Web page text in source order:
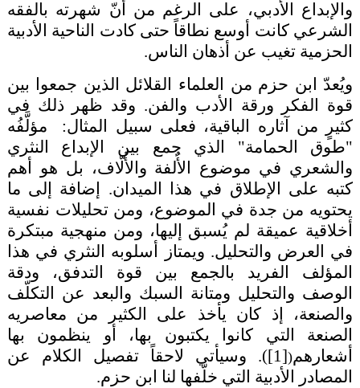
والإبداع الأدبي، على الرغم من أنّ شهرته بالفقه
الشرعي كانت أوسع نطاقاً حتى كادت الناحية الأدبية
الحزمية تغيب عن أذهان الناس.
ويُعدّ ابن حزم من العلماء القلائل الذين جمعوا بين
قوة الفكر ورقة الأدب والفن. وقد ظهر ذلك في
كثيرٍ من آثاره الباقية، فعلى سبيل المثال: مؤلَّفُه
"طوق الحمامة" الذي جمع بين الإبداع النثري
والشعري في موضوع الأُلفة والأُلّاف، بل هو أهم
كتبه على الإطلاق في هذا الميدان. إضافة إلى ما
يحتويه من جدة في الموضوع، ومن تحليلات نفسية
أخلاقية عميقة لم يُسبق إليها، ومن منهجية مبتكرة
في العرض والتحليل. ويمتاز أسلوبه النثري في هذا
المؤلف الفريد بالجمع بين قوة التدفق، ودقة
الوصف والتحليل ومتانة السبك والبعد عن التكلّف
والصنعة، إذ كان يأخذ على الكثير من معاصريه
الصنعة التي كانوا يكتبون بها، أو ينظمون بها
أشعارهم(
[1]
). وسيأتي لاحقاً تفصيل الكلام عن
المصادر الأدبية التي خلّفها لنا ابن حزم.